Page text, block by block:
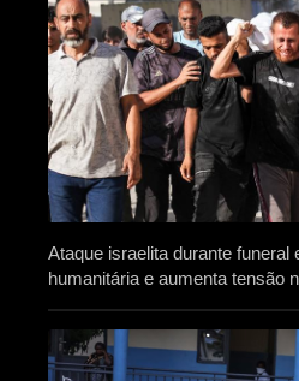
Ataque israelita durante
humanitária e aumenta tensão